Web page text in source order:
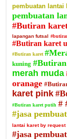
pembuatan lantai
pembuatan
#Butiran
lapangan futsal
#Butiran karet
#Butiran karet
kuning
merah muda
oranage
karet pink
#Butiran karet putih #
#jasa
lantai karet by request
#jasa